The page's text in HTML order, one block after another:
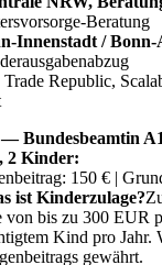
Beratung
Innenstadt / Bonn-
Trade Republic,
— Bundesbeamtin
2 Kinder:
150 € |
ist Kinderzulage?
von bis zu 300 EUR
Kind pro Jahr.
gewährt.